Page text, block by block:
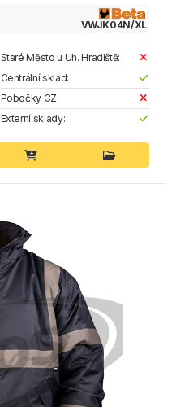
VWJK04N/XL
Staré Město u Uh. Hradiště:
Centrální sklad:
Pobočky CZ:
Externí sklady: